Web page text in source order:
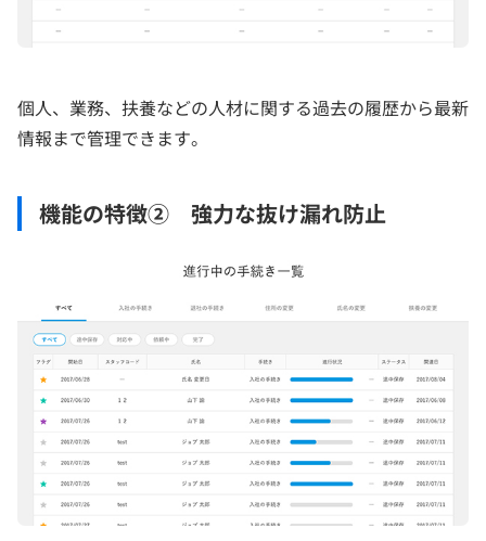
個人、業務、扶養などの人材に関する過去の履歴から最新
情報まで管理できます。
機能の特徴② 強力な抜け漏れ防止